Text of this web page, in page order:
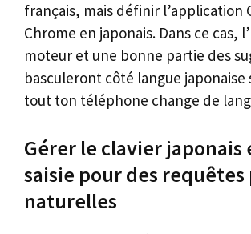
français, mais définir l’application
Chrome en japonais. Dans ce cas,
moteur et une bonne partie des
basculeront côté langue japonaise
tout ton téléphone change de
Gérer le clavier japonais
saisie pour des requêtes
naturelles